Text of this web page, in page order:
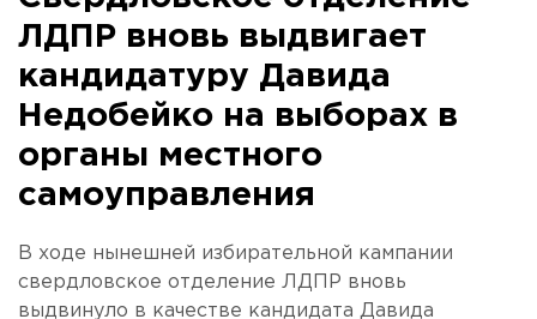
ЛДПР вновь выдвигает
кандидатуру Давида
Недобейко на выборах в
органы местного
самоуправления
В ходе нынешней избирательной кампании
свердловское отделение ЛДПР вновь
выдвинуло в качестве кандидата Давида